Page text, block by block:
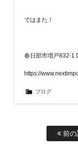
ではまた！
春日部市増戸832-1
https://
ブログ
前の